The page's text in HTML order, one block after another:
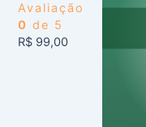
Avaliação
0 de 5
R$ 99,00